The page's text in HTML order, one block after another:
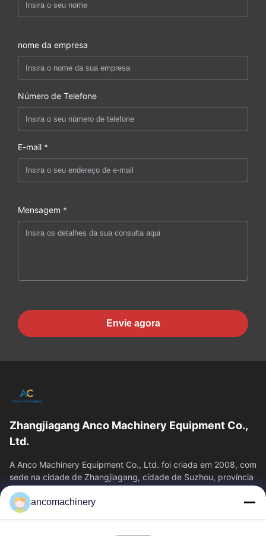
nome da empresa
Número de Telefone
E-mail *
Mensagem *
Envie agora
Zhangjiagang Anco Machinery Equipment Co.,
Ltd.
A Anco Machinery Equipment Co., Ltd. foi criada em 2008, com
sede na cidade de Zhangjiagang, cidade de Suzhou, província
de Jiangsu.
Links Rápidos
ancomachinery